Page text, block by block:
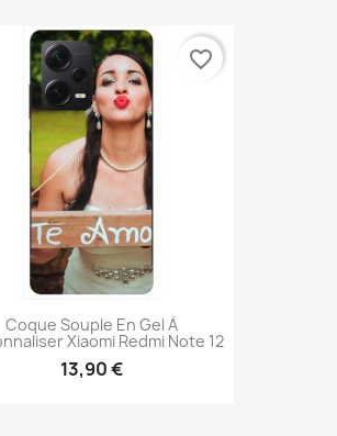
Coque Souple En Gel À
Xiaomi Redmi Note 12
13,90 €
favorite_border